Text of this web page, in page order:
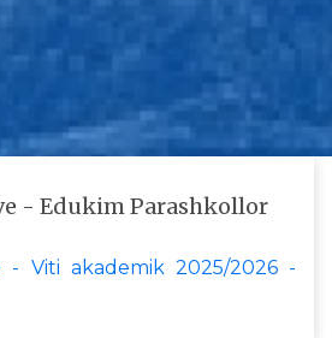
- Edukim Parashkollor
- Viti akademik 2025/2026 -